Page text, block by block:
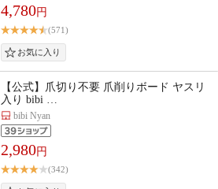
4,780円
(571)
【公式】爪切り不要 爪削りボード ヤスリ
入り bibi …
bibi Nyan
2,980円
(342)